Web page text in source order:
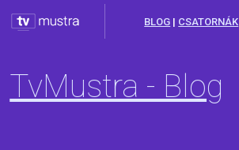
BLOG | CSATORNÁK
TvMustra - Blog